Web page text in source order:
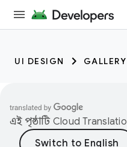
UI DESIGN GALLERY
এই পৃষ্ঠাটি Cloud